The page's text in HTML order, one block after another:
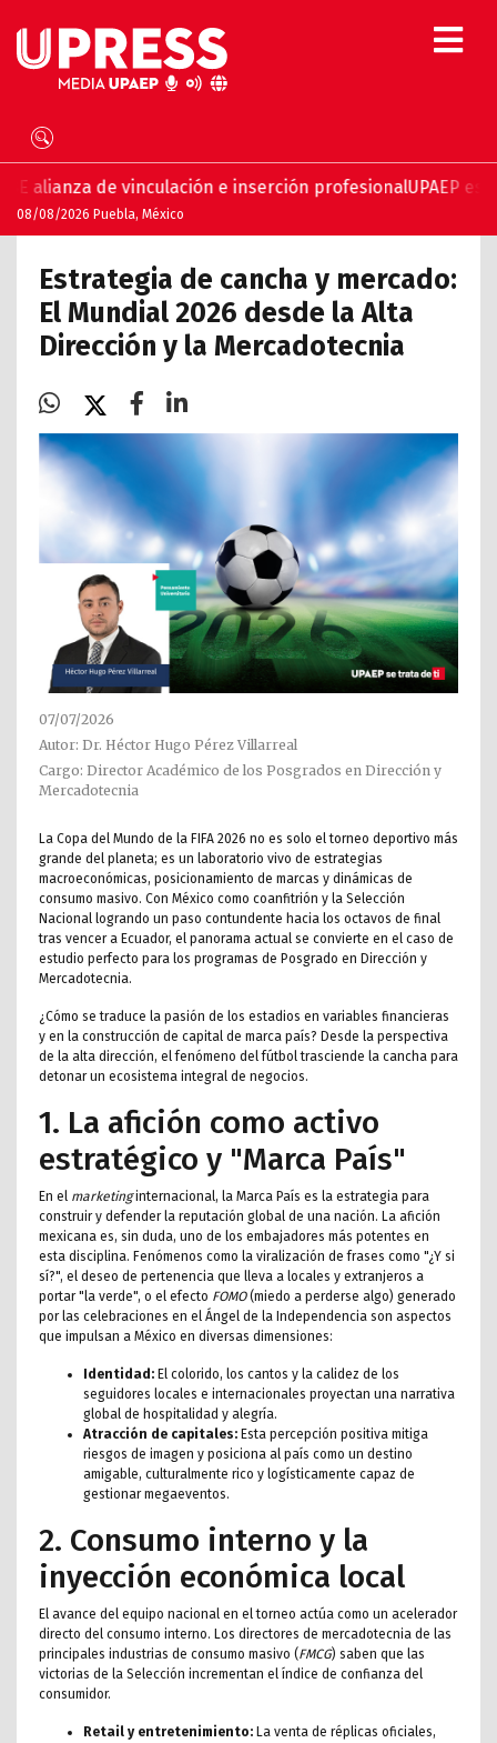
vinculación e inserción profesionalUPAEP estrena
08/08/2026 Puebla, México
Estrategia de cancha y mercado:
El Mundial 2026 desde la Alta
Dirección y la Mercadotecnia
07/07/2026
Autor: Dr. Héctor Hugo Pérez Villarreal
Cargo: Director Académico de los Posgrados en Dirección y
Mercadotecnia
La Copa del Mundo de la FIFA 2026 no es solo el torneo deportivo más
grande del planeta; es un laboratorio vivo de estrategias
macroeconómicas, posicionamiento de marcas y dinámicas de
consumo masivo. Con México como coanfitrión y la Selección
Nacional logrando un paso contundente hacia los octavos de final
tras vencer a Ecuador, el panorama actual se convierte en el caso de
estudio perfecto para los programas de Posgrado en Dirección y
Mercadotecnia.
¿Cómo se traduce la pasión de los estadios en variables financieras
y en la construcción de capital de marca país? Desde la perspectiva
de la alta dirección, el fenómeno del fútbol trasciende la cancha para
detonar un ecosistema integral de negocios.
1. La afición como activo
estratégico y "Marca País"
En el marketinginternacional, la Marca País es la estrategia para
construir y defender la reputación global de una nación. La afición
mexicana es, sin duda, uno de los embajadores más potentes en
esta disciplina. Fenómenos como la viralización de frases como "¿Y si
sí?", el deseo de pertenencia que lleva a locales y extranjeros a
portar "la verde", o el efecto FOMO(miedo a perderse algo) generado
por las celebraciones en el Ángel de la Independencia son aspectos
que impulsan a México en diversas dimensiones:
Identidad: El colorido, los cantos y la calidez de los
seguidores locales e internacionales proyectan una narrativa
global de hospitalidad y alegría.
Atracción de capitales: Esta percepción positiva mitiga
riesgos de imagen y posiciona al país como un destino
amigable, culturalmente rico y logísticamente capaz de
gestionar megaeventos.
2. Consumo interno y la
inyección económica local
El avance del equipo nacional en el torneo actúa como un acelerador
directo del consumo interno. Los directores de mercadotecnia de las
principales industrias de consumo masivo (FMCG) saben que las
victorias de la Selección incrementan el índice de confianza del
consumidor.
Retail y entretenimiento: La venta de réplicas oficiales,